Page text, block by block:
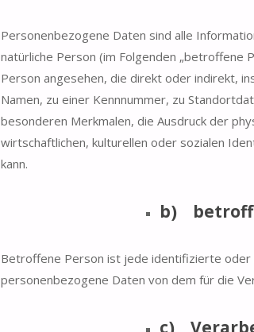
Personenbezogene Daten sind alle
natürliche Person (im Folgenden „betroffene
Person angesehen, die direkt oder indirekt,
Namen, zu einer Kennnummer, zu
besonderen Merkmalen, die Ausdruck der
wirtschaftlichen, kulturellen oder sozialen
kann.
b)
Betroffene Person ist jede identifizierte
personenbezogene Daten von dem für die
c)